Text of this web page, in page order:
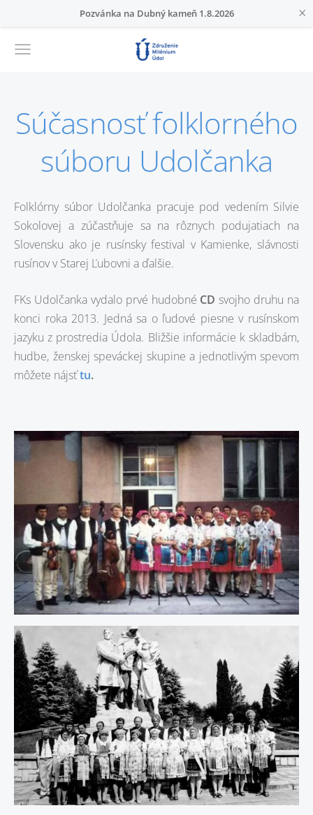
Pozvánka na Dubný kameň 1.8.2026 ×
Súčasnosť folklorného
súboru Udolčanka
Folklórny súbor Udolčanka pracuje pod vedením Silvie
Sokolovej a zúčastňuje sa na rôznych podujatiach na
Slovensku ako je rusínsky festival v Kamienke, slávnosti
rusínov v Starej Ľubovni a ďalšie.
FKs Udolčanka vydalo prvé hudobné CD svojho druhu na
konci roka 2013. Jedná sa o ľudové piesne v rusínskom
jazyku z prostredia Údola. Bližšie informácie k skladbám,
hudbe, ženskej speváckej skupine a jednotlivým spevom
môžete nájsťtu.